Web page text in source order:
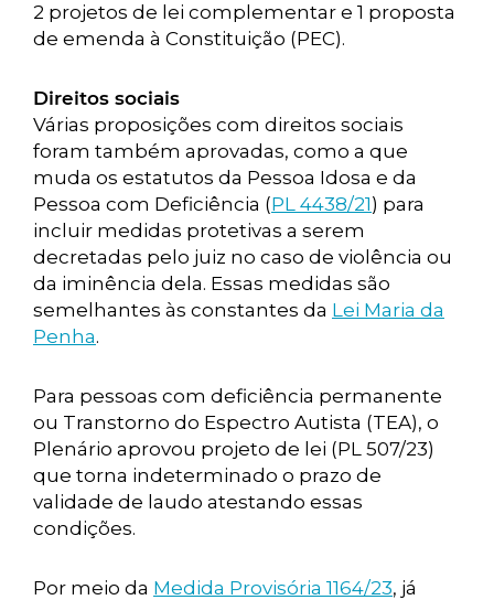
2 projetos de lei complementar e 1 proposta
de emenda à Constituição (PEC).
Direitos sociais
Várias proposições com direitos sociais
foram também aprovadas, como a que
muda os estatutos da Pessoa Idosa e da
Pessoa com Deficiência (PL 4438/21) para
incluir medidas protetivas a serem
decretadas pelo juiz no caso de violência ou
da iminência dela. Essas medidas são
semelhantes às constantes da Lei Maria da
Penha.
Para pessoas com deficiência permanente
ou Transtorno do Espectro Autista (TEA), o
Plenário aprovou projeto de lei (PL 507/23)
que torna indeterminado o prazo de
validade de laudo atestando essas
condições.
Por meio da Medida Provisória 1164/23, já